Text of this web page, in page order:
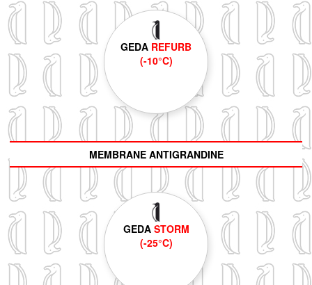
GEDA REFURB
(-10°C)
MEMBRANE ANTIGRANDINE
GEDASTORM
(-25°C)